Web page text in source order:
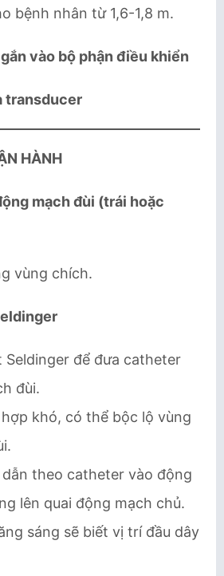
bệnh nhân từ 1,6-1,8 m.
vào bộ phận điều khiển
transducer
HÀNH
mạch đùi (trái hoặc
vùng chích.
Seldinger để đưa catheter
đùi.
khó, có thể bộc lộ vùng
theo catheter vào động
lên quai động mạch chủ.
sáng sẽ biết vị trí đầu dây